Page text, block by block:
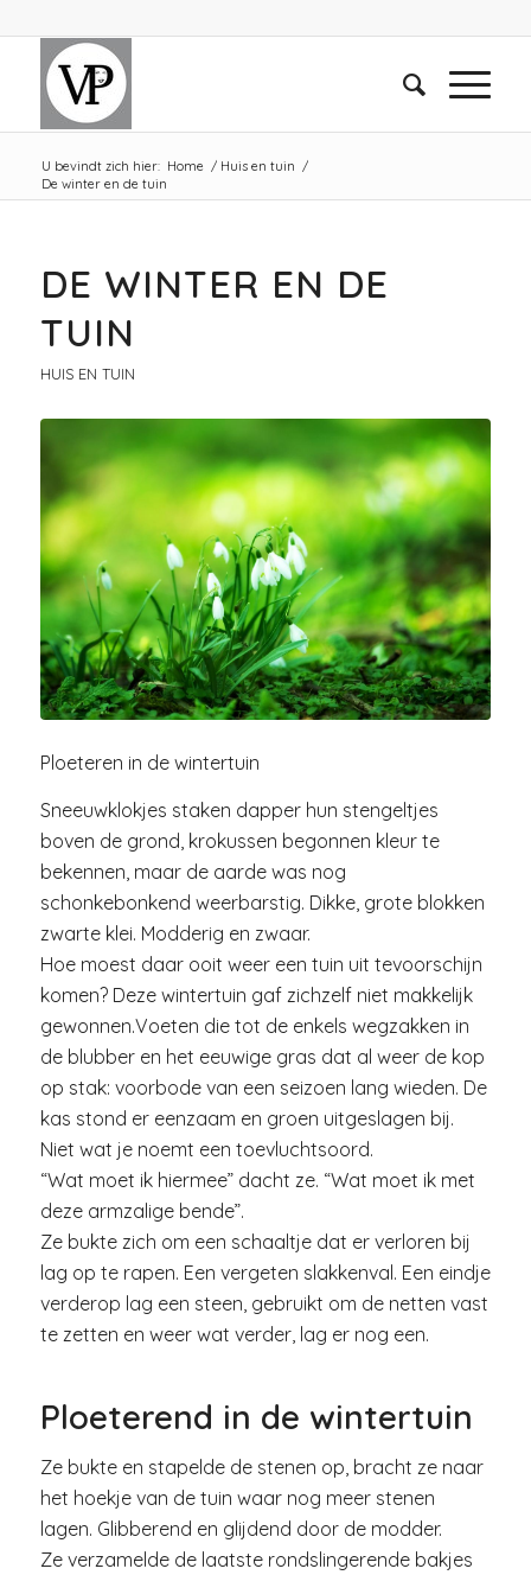
U bevindt zich hier: Home / Huis en tuin /
De winter en de tuin
DE WINTER EN DE
TUIN
HUIS EN TUIN
Ploeteren in de wintertuin
Sneeuwklokjes staken dapper hun stengeltjes
boven de grond, krokussen begonnen kleur te
bekennen, maar de aarde was nog
schonkebonkend weerbarstig. Dikke, grote blokken
zwarte klei. Modderig en zwaar.
Hoe moest daar ooit weer een tuin uit tevoorschijn
komen? Deze wintertuin gaf zichzelf niet makkelijk
gewonnen.Voeten die tot de enkels wegzakken in
de blubber en het eeuwige gras dat al weer de kop
op stak: voorbode van een seizoen lang wieden. De
kas stond er eenzaam en groen uitgeslagen bij.
Niet wat je noemt een toevluchtsoord.
“Wat moet ik hiermee” dacht ze. “Wat moet ik met
deze armzalige bende”.
Ze bukte zich om een schaaltje dat er verloren bij
lag op te rapen. Een vergeten slakkenval. Een eindje
verderop lag een steen, gebruikt om de netten vast
te zetten en weer wat verder, lag er nog een.
Ploeterend in de wintertuin
Ze bukte en stapelde de stenen op, bracht ze naar
het hoekje van de tuin waar nog meer stenen
lagen. Glibberend en glijdend door de modder.
Ze verzamelde de laatste rondslingerende bakjes